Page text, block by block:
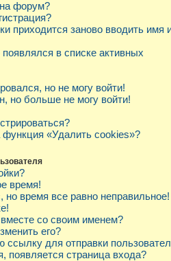
форум?
приходится заново вводить имя
в списке активных
но не могу войти!
но больше не могу войти!
функция «Удалить cookies»?
время!
но время все равно неправильное!
вместе со своим именем?
его?
ссылку для отправки
появляется страница входа?